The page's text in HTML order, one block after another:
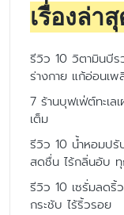
เรื่องล่า
รีวิว 10 วิตามินบี
ร่างกาย แก้อ่อนเพ
7 ร้านบุฟเฟ่ต์ทะเ
เต็ม
รีวิว 10 น้ำหอมป
สดชื่น ไร้กลิ่นอับ ทุ
รีวิว 10 เซรั่มลด
กระชับ ไร้ริ้วรอย